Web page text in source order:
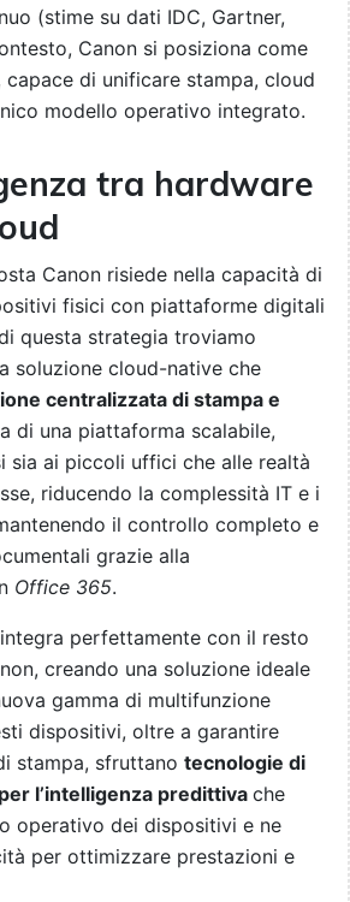
(stime su dati IDC, Gartner,
Canon si posiziona come
di unificare stampa, cloud
modello operativo integrato.
tra hardware
Canon risiede nella capacità di
fisici con piattaforme digitali
questa strategia troviamo
soluzione cloud-native che
centralizzata di stampa e
di una piattaforma scalabile,
sia ai piccoli uffici che alle realtà
riducendo la complessità IT e i
il controllo completo e
grazie alla
Office 365.
integra perfettamente con il resto
creando una soluzione ideale
gamma di multifunzione
dispositivi, oltre a garantire
stampa, sfruttano tecnologie di
l’intelligenza predittivache
operativo dei dispositivi e ne
per ottimizzare prestazioni e